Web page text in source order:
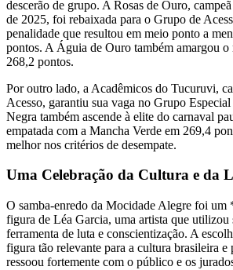
descerão de grupo. A Rosas de Ouro,
de 2025, foi rebaixada para o Grupo de
penalidade que resultou em meio ponto a
pontos. A Águia de Ouro também amargou o
268,2 pontos.
Por outro lado, a Acadêmicos do Tucuruvi,
Acesso, garantiu sua vaga no Grupo
Negra também ascende à elite do carnaval
empatada com a Mancha Verde em 269,4
melhor nos critérios de desempate.
Uma Celebração da Cultura e da
O samba-enredo da Mocidade Alegre foi
figura de Léa Garcia, uma artista que utilizou
ferramenta de luta e conscientização. A
figura tão relevante para a cultura brasileira e
ressoou fortemente com o público e os